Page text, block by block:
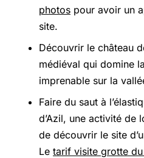
photos pour avoir un
site.
Découvrir le château
médiéval qui domine
imprenable sur la
Faire du saut à
d’Azil, une activité de
de découvrir le site
Le tarif visite grotte du